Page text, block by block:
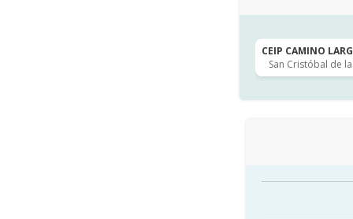
CEIP CAMINO
San Cristóbal de